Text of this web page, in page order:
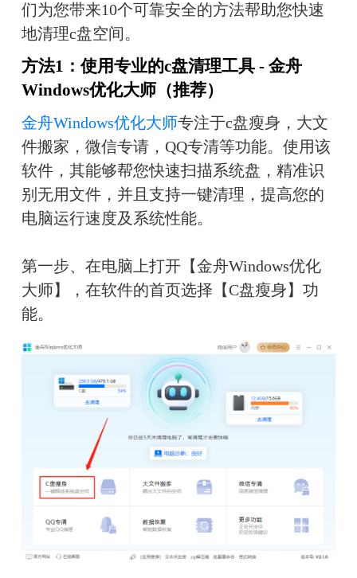
们为您带来10个可靠安全的方法帮助您快速
地清理c盘空间。
方法1：使用专业的c盘清理工具 - 金舟
Windows优化大师（推荐）
金舟Windows优化大师专注于c盘瘦身，大文
件搬家，微信专请，QQ专清等功能。使用该
软件，其能够帮您快速扫描系统盘，精准识
别无用文件，并且支持一键清理，提高您的
电脑运行速度及系统性能。
第一步、在电脑上打开【金舟Windows优化
大师】，在软件的首页选择【C盘瘦身】功
能。